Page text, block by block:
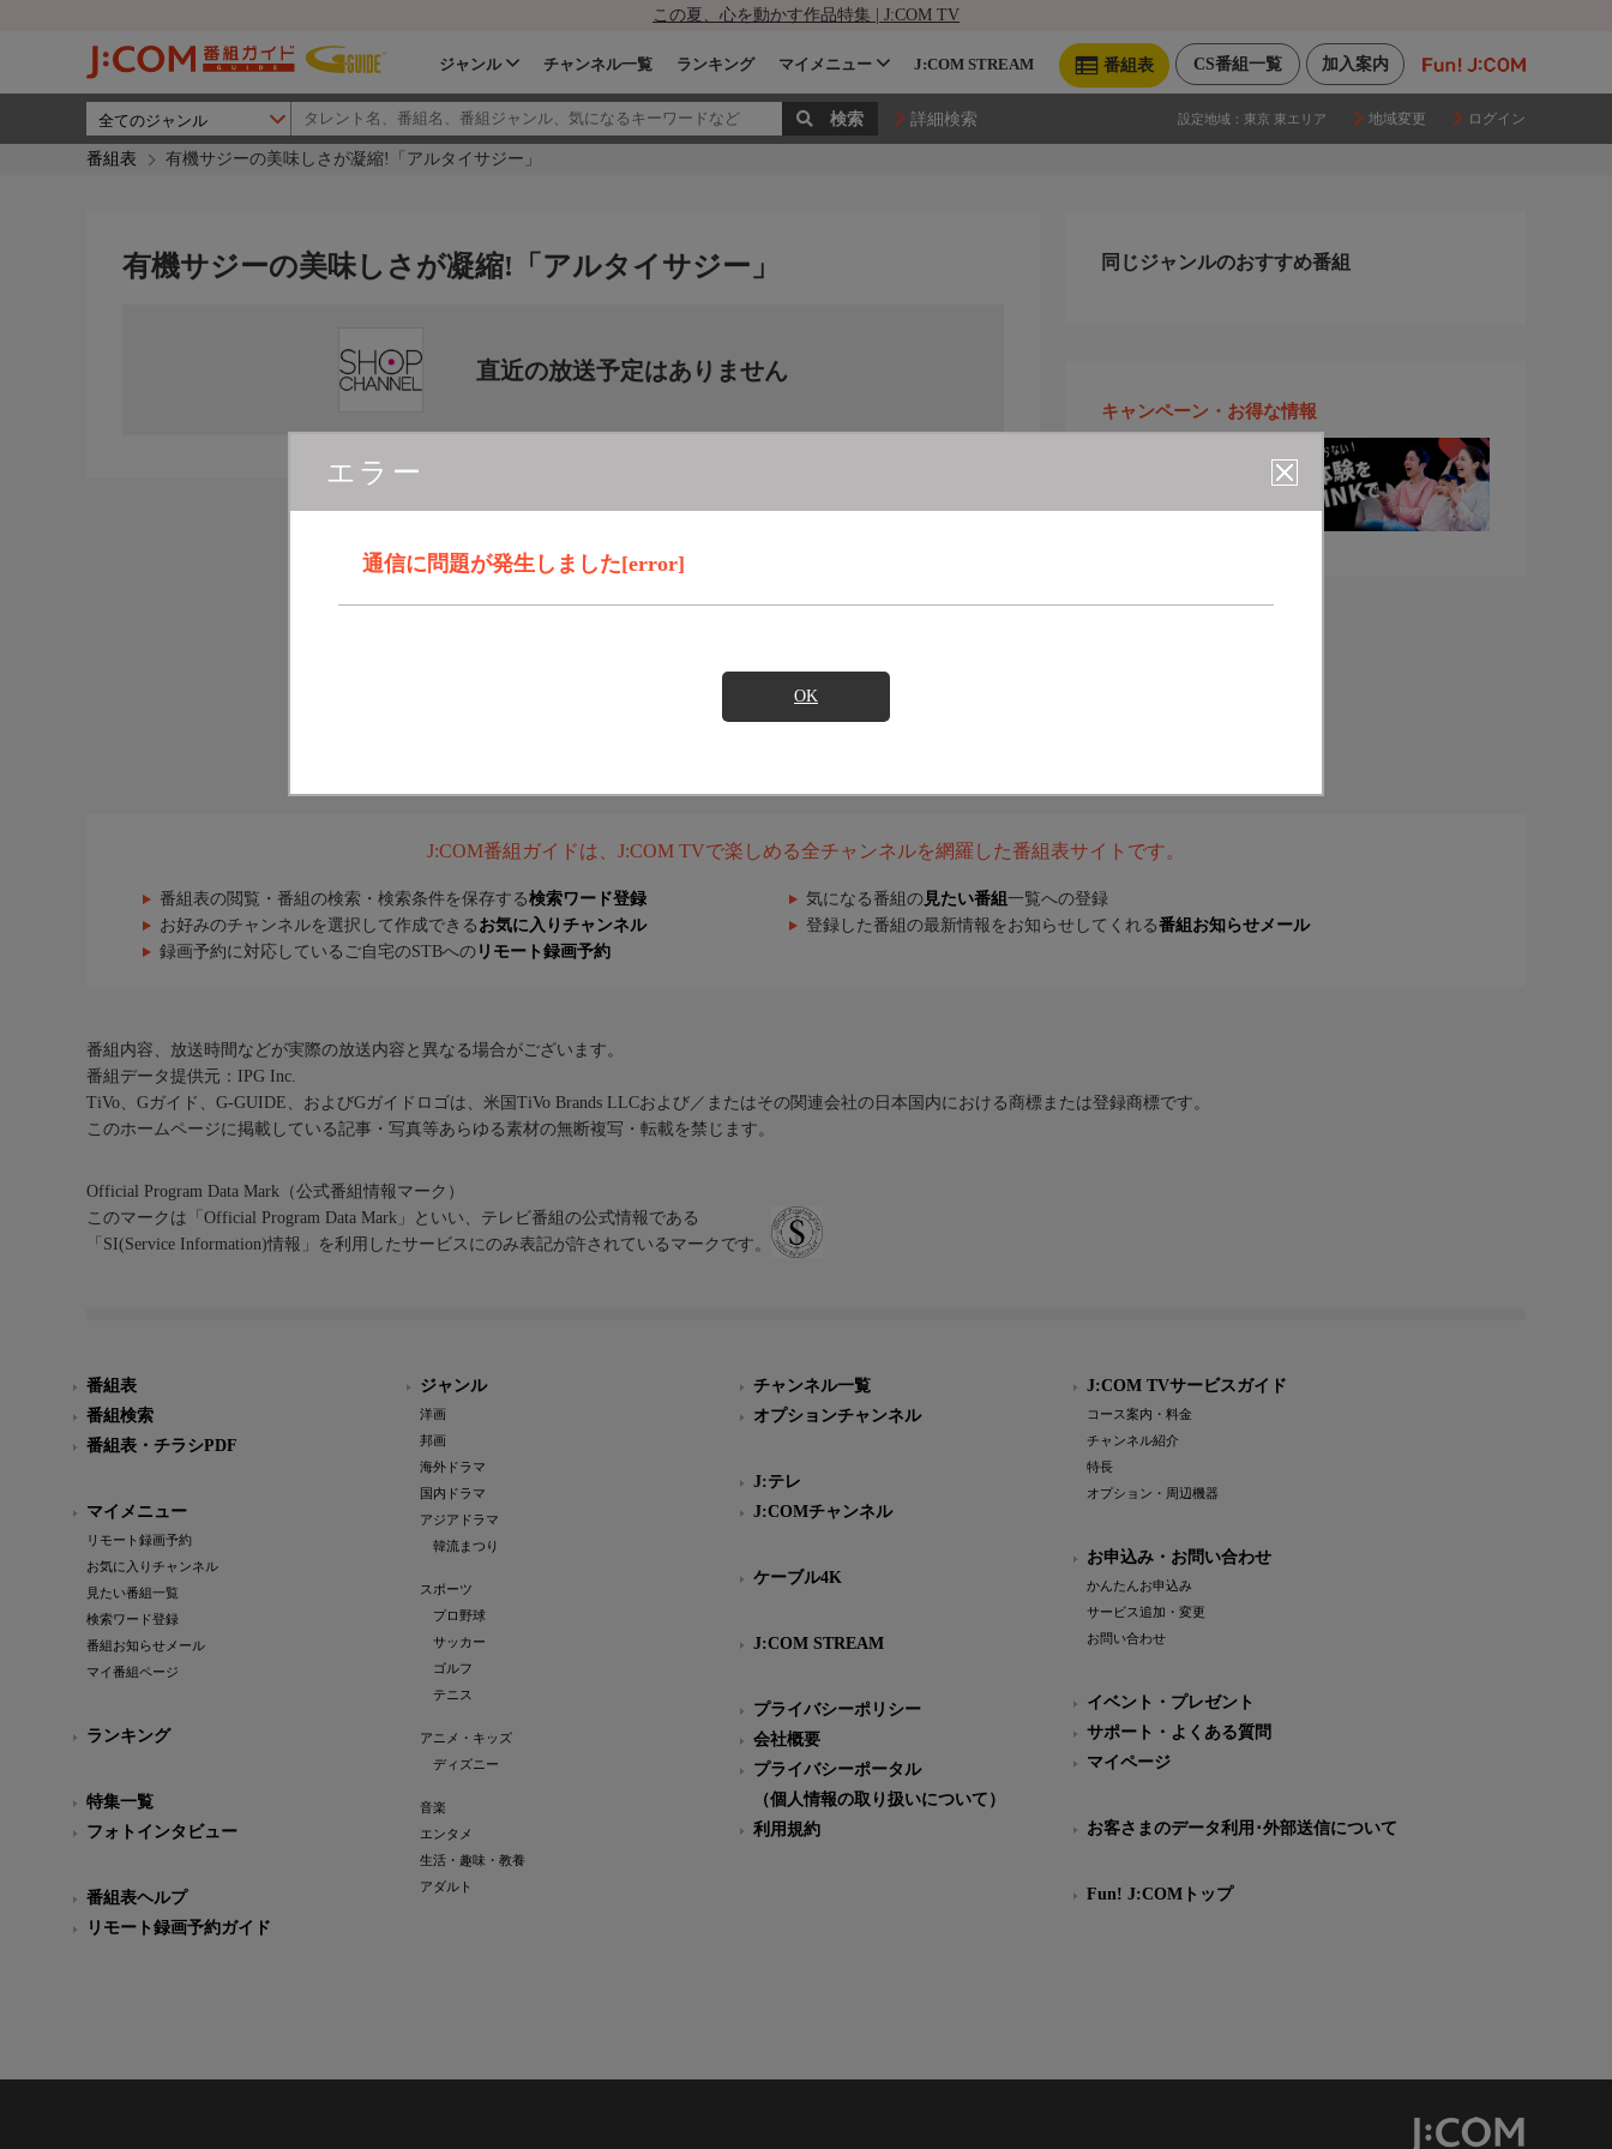
この夏、心を動かす作品特集 | J:COM TV
加入案内
CS番組一覧
番組表
ジャンル チャンネル一覧 ランキング マイメニュー J:COM STREAM
詳細検索 設定地域： 東京 東エリア 地域変更 ログイン
番組表 有機サジーの美味しさが凝縮!「アルタイサジー」
エラー
通信に問題が発生しました[error]
OK
有機サジーの美味しさが凝縮!「アルタイサジー」
直近の放送予定はありません
同じジャンルのおすすめ番組
キャンペーン・お得な情報
J:COM番組ガイドは、J:COM TVで楽しめる全チャンネルを網羅した番組表サイトです。
番組表の閲覧・番組の検索・検索条件を保存する検索ワード登録 気になる番組の 見たい番組 一覧への登録
お好みのチャンネルを選択して作成できる お気に入りチャンネル 登録した番組の最新情報をお知らせしてくれる番組お知らせメール
録画予約に対応しているご自宅のSTBへの リモート録画予約
番組内容、放送時間などが実際の放送内容と異なる場合がございます。
番組データ提供元：IPG Inc.
TiVo、Gガイド、G-GUIDE、およびGガイドロゴは、米国TiVo Brands LLCおよび／またはその関連会社の日本国内における商標または登録商標です。
このホームページに掲載している記事・写真等あらゆる素材の無断複写・転載を禁じます。
Official Program Data Mark（公式番組情報マーク）
このマークは「Official Program Data Mark」といい、テレビ番組の公式情報である
「SI(Service Information)情報」を利用したサービスにのみ表記が許されているマークです。
番組表
番組検索
番組表・チラシPDF
マイメニュー
リモート録画予約
お気に入りチャンネル
見たい番組一覧
検索ワード登録
番組お知らせメール
マイ番組ページ
ランキング
特集一覧
フォトインタビュー
番組表ヘルプ
リモート録画予約ガイド
ジャンル
洋画
邦画
海外ドラマ
国内ドラマ
アジアドラマ
韓流まつり
スポーツ
プロ野球
サッカー
ゴルフ
テニス
アニメ・キッズ
ディズニー
音楽
エンタメ
生活・趣味・教養
アダルト
チャンネル一覧
オプションチャンネル
J:テレ
J:COMチャンネル
ケーブル4K
J:COM STREAM
プライバシーポリシー
会社概要
プライバシーポータル
（個人情報の取り扱いについて）
利用規約
J:COM TVサービスガイド
コース案内・料金
チャンネル紹介
特長
オプション・周辺機器
お申込み・お問い合わせ
かんたんお申込み
サービス追加・変更
お問い合わせ
イベント・プレゼント
サポート・よくある質問
マイページ
お客さまのデータ利用･外部送信について
Fun! J:COMトップ